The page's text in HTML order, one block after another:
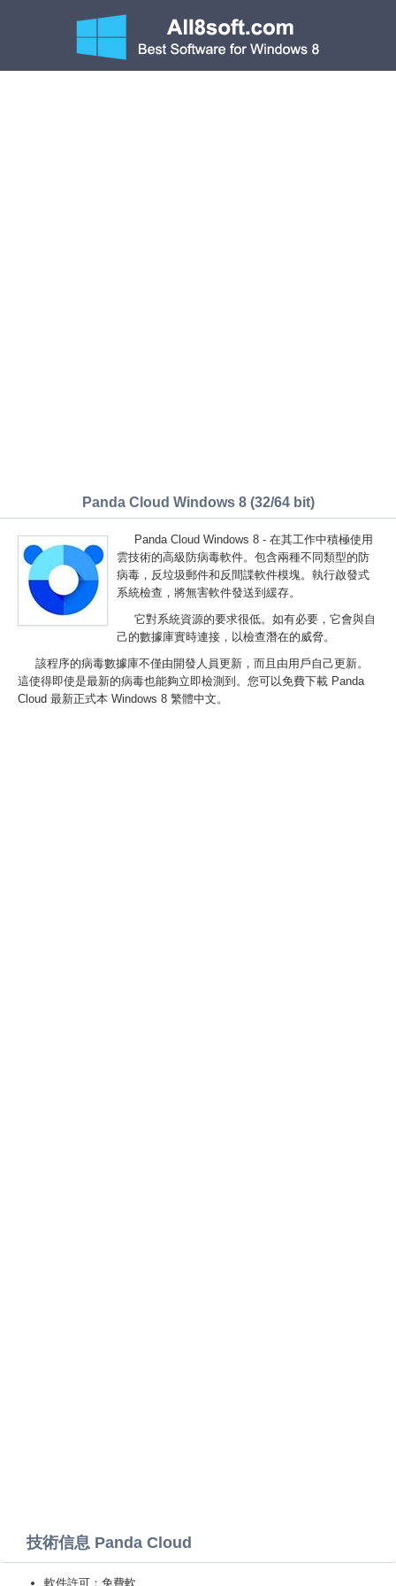
Panda Cloud Windows 8 (32/64 bit)
Panda Cloud Windows 8 - 在其工作中積極使用
雲技術的高級防病毒軟件。包含兩種不同類型的防
病毒，反垃圾郵件和反間諜軟件模塊。執行啟發式
系統檢查，將無害軟件發送到緩存。
它對系統資源的要求很低。如有必要，它會與自
己的數據庫實時連接，以檢查潛在的威脅。
該程序的病毒數據庫不僅由開發人員更新，而且由用戶自己更新。
這使得即使是最新的病毒也能夠立即檢測到。您可以免費下載 Panda
Cloud 最新正式本 Windows 8 繁體中文。
技術信息 Panda Cloud
軟件許可：免費軟